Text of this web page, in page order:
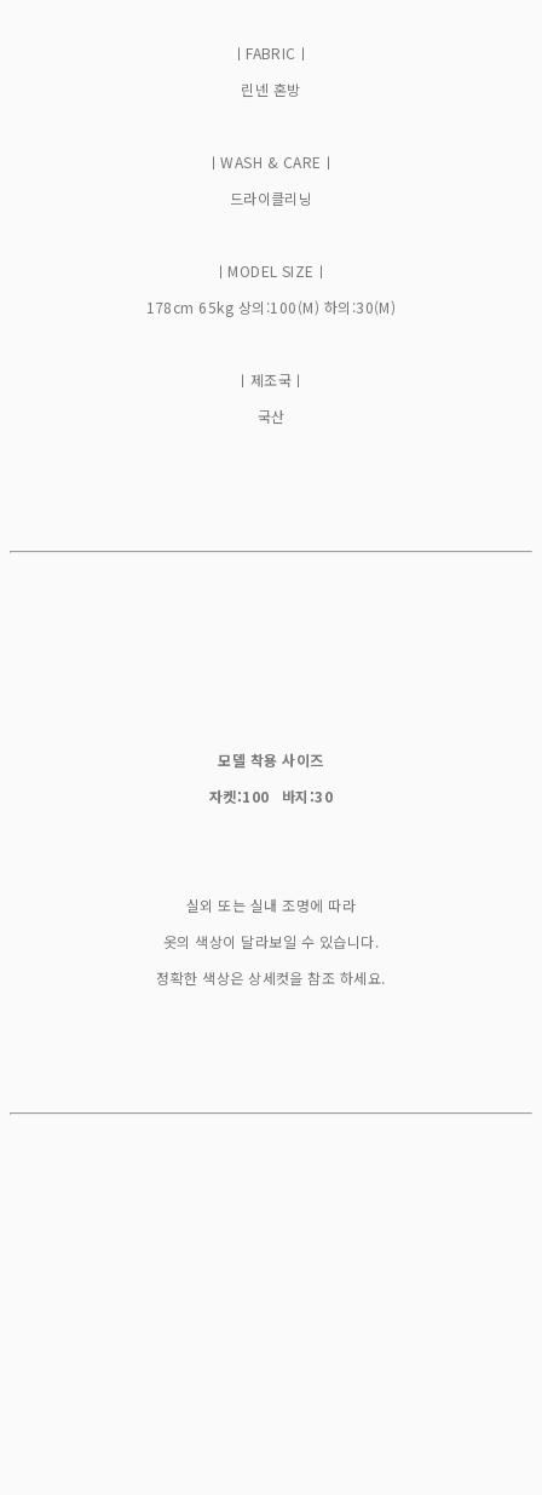
ㅣFABRICㅣ
린넨 혼방
ㅣWASH & CAREㅣ
드라이클리닝
ㅣMODEL SIZEㅣ
178cm 65kg 상의:100(M) 하의:30(M)
ㅣ제조국ㅣ
국산
모델 착용 사이즈
자켓:100 바지:30
실외 또는 실내 조명에 따라
옷의 색상이 달라보일 수 있습니다.
정확한 색상은 상세컷을 참조 하세요.